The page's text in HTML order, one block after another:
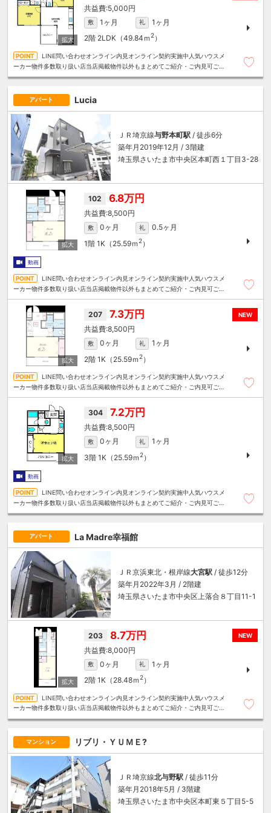
5,000円
敷 1ヶ月 礼
1ヶ月
2階 2LDK（49.84ｍ 2）
LINE問い合わせオンライン内見オンライン契約実施中人気ハウスメ
ーカー物件多数取り扱い店当店掲載物件以外もまとめてご紹介・ご内見可ご予
アパート Lucia
ＪＲ埼京線与野本町駅 / 徒歩6分
築年月2019年12月 / 3階建
埼玉県さいたま市中央区本町西１丁目3-28
102 6.8万円
8,500円
敷 0ヶ月 礼
0.5ヶ月
1階 1K（25.59ｍ 2）
動画
LINE問い合わせオンライン内見オンライン契約実施中人気ハウスメ
ーカー物件多数取り扱い店当店掲載物件以外もまとめてご紹介・ご内見可ご予
NEW
207 7.3万円
8,500円
敷 0ヶ月 礼
1ヶ月
2階 1K（25.59ｍ 2）
LINE問い合わせオンライン内見オンライン契約実施中人気ハウスメ
ーカー物件多数取り扱い店当店掲載物件以外もまとめてご紹介・ご内見可ご予
304 7.2万円
8,500円
敷 0ヶ月 礼
1ヶ月
3階 1K（25.59ｍ 2）
動画
LINE問い合わせオンライン内見オンライン契約実施中人気ハウスメ
ーカー物件多数取り扱い店当店掲載物件以外もまとめてご紹介・ご内見可ご予
アパート La Madre幸福館
ＪＲ京浜東北・根岸線大宮駅 / 徒歩12分
築年月2022年3月 / 2階建
埼玉県さいたま市中央区上落合８丁目11-1
NEW
203 8.7万円
8,000円
敷 0ヶ月 礼
1ヶ月
2階 1K（28.48ｍ 2）
LINE問い合わせオンライン内見オンライン契約実施中人気ハウスメ
ーカー物件多数取り扱い店当店掲載物件以外もまとめてご紹介・ご内見可ご予
マンション リブリ・ＹＵＭＥ?
ＪＲ埼京線北与野駅 / 徒歩11分
築年月2018年5月 / 3階建
埼玉県さいたま市中央区本町東５丁目5-5